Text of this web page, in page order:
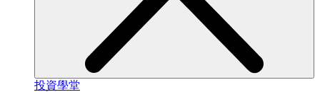
投資學堂